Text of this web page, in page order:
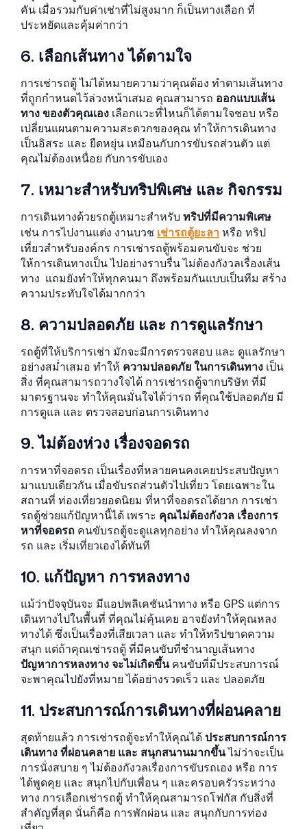
คัน เมื่อรวมกับค่าเช่าที่ไม่สูงมาก ก็เป็นทางเลือก ที่
ประหยัดและคุ้มค่ากว่า
6. เลือกเส้นทาง ได้ตามใจ
การเช่ารถตู้ ไม่ได้หมายความว่าคุณต้อง ทำตามเส้นทาง
ที่ถูกกำหนดไว้ล่วงหน้าเสมอ คุณสามารถ ออกแบบเส้น
ทาง ของตัวคุณเอง เลือกแวะที่ไหนก็ได้ตามใจชอบ หรือ
เปลี่ยนแผนตามความสะดวกของคุณ ทำให้การเดินทาง
เป็นอิสระ และ ยืดหยุ่น เหมือนกับการขับรถส่วนตัว แต่
คุณไม่ต้องเหนื่อย กับการขับเอง
7. เหมาะสำหรับทริปพิเศษ และ กิจกรรม
การเดินทางด้วยรถตู้เหมาะสำหรับ ทริปที่มีความพิเศษ
เช่น การไปงานแต่ง งานบวช เช่ารถตู้ยะลา หรือ ทริป
เที่ยวสำหรับองค์กร การเช่ารถตู้พร้อมคนขับจะ ช่วย
ให้การเดินทางเป็น ไปอย่างราบรื่น ไม่ต้องกังวลเรื่องเส้น
ทาง แถมยังทำให้ทุกคนมา ถึงพร้อมกันแบบเป็นทีม สร้าง
ความประทับใจได้มากกว่า
8. ความปลอดภัย และ การดูแลรักษา
รถตู้ที่ให้บริการเช่า มักจะมีการตรวจสอบ และ ดูแลรักษา
อย่างสม่ำเสมอ ทำให้ ความปลอดภัย ในการเดินทาง เป็น
สิ่ง ที่คุณสามารถวางใจได้ การเช่ารถตู้จากบริษัท ที่มี
มาตรฐานจะ ทำให้คุณมั่นใจได้ว่ารถ ที่คุณใช้ปลอดภัย มี
การดูแล และ ตรวจสอบก่อนการเดินทาง
9. ไม่ต้องห่วง เรื่องจอดรถ
การหาที่จอดรถ เป็นเรื่องที่หลายคนคงเคยประสบปัญหา
มาแบบเดียวกัน เมื่อขับรถส่วนตัวไปเที่ยว โดยเฉพาะใน
สถานที่ ท่องเที่ยวยอดนิยม ที่หาที่จอดรถได้ยาก การเช่า
รถตู้ช่วยแก้ปัญหานี้ได้ เพราะ คุณไม่ต้องกังวล เรื่องการ
หาที่จอดรถ คนขับรถตู้จะดูแลทุกอย่าง ทำให้คุณลงจาก
รถ และ เริ่มเที่ยวเองได้ทันที
10. แก้ปัญหา การหลงทาง
แม้ว่าปัจจุบันจะ มีแอปพลิเคชันนำทาง หรือ GPS แต่การ
เดินทางไปในพื้นที่ ที่คุณไม่คุ้นเคย อาจยังทำให้คุณหลง
ทางได้ ซึ่งเป็นเรื่องที่เสียเวลา และ ทำให้ทริปขาดความ
สนุก แต่ถ้าคุณเช่ารถตู้ ที่มีคนขับที่ชำนาญเส้นทาง
ปัญหาการหลงทาง จะไม่เกิดขึ้นคนขับที่มีประสบการณ์
จะพาคุณไปยังที่หมาย ได้อย่างรวดเร็ว และ ปลอดภัย
11. ประสบการณ์การเดินทางที่ผ่อนคลาย
สุดท้ายแล้ว การเช่ารถตู้จะทำให้คุณได้ ประสบการณ์การ
เดินทาง ที่ผ่อนคลาย และ สนุกสนานมากขึ้นไม่ว่าจะเป็น
การนั่งสบาย ๆ ไม่ต้องกังวลเรื่องการขับรถเอง หรือ การ
ได้พูดคุย และ สนุกไปกับเพื่อน ๆ และครอบครัวระหว่าง
ทาง การเลือกเช่ารถตู้ ทำให้คุณสามารถโฟกัส กับสิ่งที่
สำคัญที่สุด นั่นก็คือ การพักผ่อน และ สนุกกับการท่อง